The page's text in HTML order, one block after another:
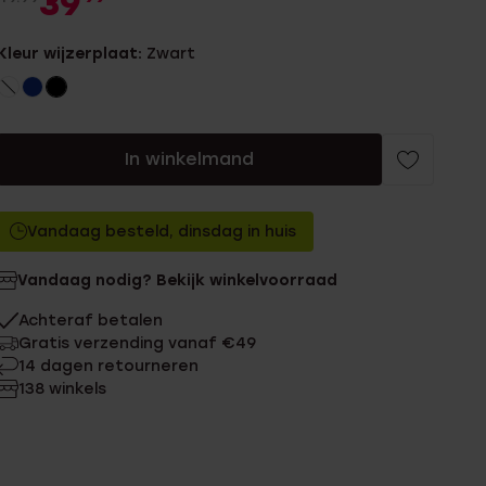
wijzerplaat: Zwart
In winkelmand
Vandaag besteld, dinsdag in huis
Vandaag nodig? Bekijk winkelvoorraad
Achteraf betalen
Gratis verzending vanaf €49
14 dagen retourneren
138 winkels